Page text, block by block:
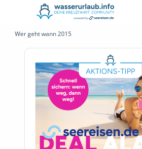
Wer geht wann 2015